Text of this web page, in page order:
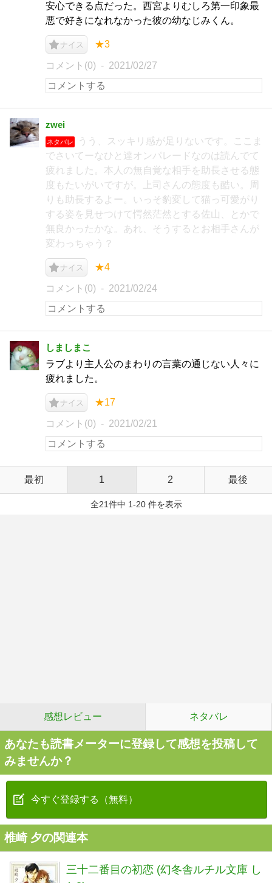
安心できる点だった。西宮よりむしろ第一印象最
悪で好きになれなかった彼の幼なじみくん。
ナイス ★3
コメント(0) 2021/02/27
zwei
ネタバレ
うう、スッキリ感が足りないです。ここま
でさいてーなひと達オンパレードなのは読んでて
疲れました。本人の無自覚な相手を助長させる態
度もたいがいですが。上司さんの態度も酷い。周
りも助長するよー。いっそ豹変して猫っ可愛がり
する姿を見せつけて愕然茫然とする佐山、とかで
無良かったかな。あれ、そうするとお相手さんが
変わっちゃう？
ナイス ★4
コメント(0) 2021/02/24
しましまこ
ラブより主人公のまわりの言葉の通じない人々に
疲れました。
ナイス ★17
コメント(0) 2021/02/21
最初 1 2 最後
全21件中 1-20 件を表示
感想レビュー ネタバレ
あなたも読書メーターに登録して感想を投稿して
みませんか？
今すぐ登録する（無料）
椎崎 夕の関連本
三十二番目の初恋 (幻冬舎ルチル文庫 し